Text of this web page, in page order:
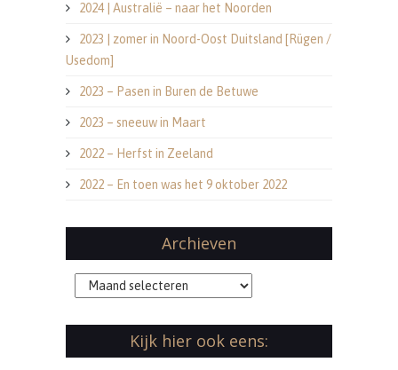
2024 | Australië – naar het Noorden
2023 | zomer in Noord-Oost Duitsland [Rügen /
Usedom]
2023 – Pasen in Buren de Betuwe
2023 – sneeuw in Maart
2022 – Herfst in Zeeland
2022 – En toen was het 9 oktober 2022
Archieven
Archieven
Kijk hier ook eens: